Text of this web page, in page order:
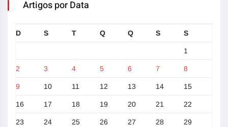
Artigos por Data
D S T Q Q S S
1
2 3 4 5 6 7 8
9 10 11 12 13 14 15
16 17 18 19 20 21 22
23 24 25 26 27 28 29